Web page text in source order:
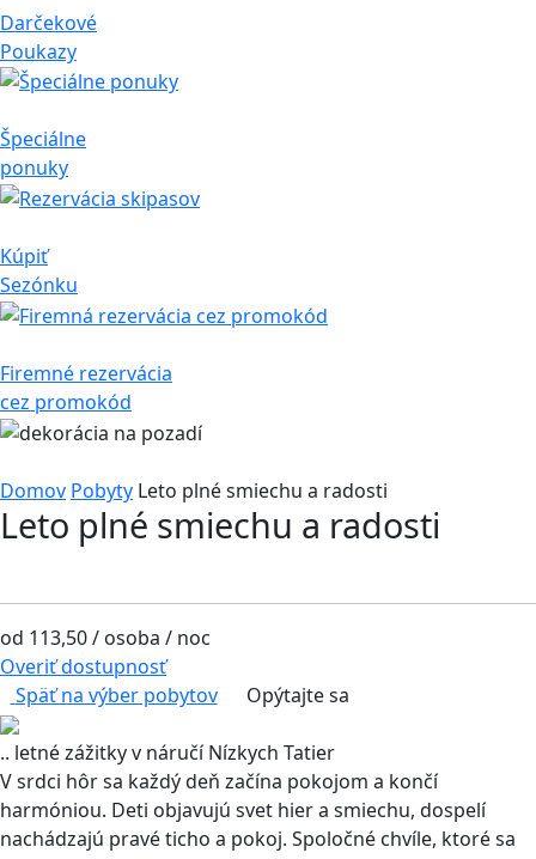
Darčekové
Poukazy
Špeciálne
ponuky
Kúpiť
Sezónku
Firemné rezervácia
cez promokód
Domov Pobyty Leto plné smiechu a radosti
Leto plné smiechu a radosti
od 113,50/ osoba / noc
Overiť dostupnosť
Späť na výber pobytov
Opýtajte sa
.. letné zážitky v náručí Nízkych Tatier
V srdci hôr sa každý deň začína pokojom a končí
harmóniou. Deti objavujú svet hier a smiechu, dospelí
nachádzajú pravé ticho a pokoj. Spoločné chvíle, ktoré sa